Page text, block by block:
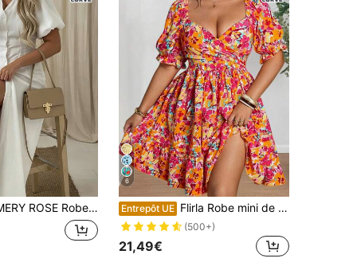
décontracté minimaliste à porter au quotidien, à simple boutonnage, de couleur unie, pour femmes grandes tailles
6
Entrepôt UE Flirla Robe mini de plage pour femmes grandes tailles printemps/été, col carré, manches bouffantes, avec imprimé floral vintage dispersé
(500+)
21,49€